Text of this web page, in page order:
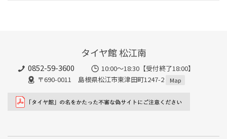
タイヤ館 松江南
0852-59-3600
10:00～18:30【受付終了18:00】
〒690-0011 島根県松江市東津田町1247-2
Map